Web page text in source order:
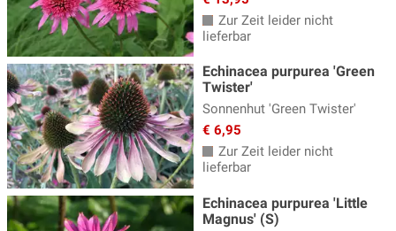
Skabiose (7)
Sonnenauge - Heliopsis
Sonnenbraut - Helenium
Sonnenhut - Rudbeckia
Sonnenröschen - Helianthemum(13)
Spornblume
Staudenclematis(11)
Zur Zeit leider nicht
lieferbar
Echinacea purpurea 'Green
Twister'
Sonnenhut 'Green Twister'
€ 6,95
Zur Zeit leider nicht
lieferbar
Echinacea purpurea 'Little
Magnus' (S)